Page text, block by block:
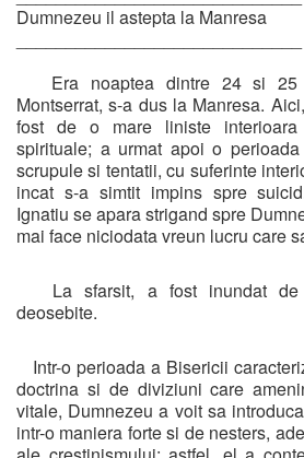
Dumnezeu il astepta la Manresa
Era noaptea dintre 24 si 25
Montserrat, s-a dus la Manresa.
fost de o mare liniste
spirituale; a urmat apoi o
scrupule si tentatii, cu suferinte
incat s-a simtit impins spre
Ignatiu se apara strigand spre
mai face niciodata vreun lucru care
La sfarsit, a fost inundat de
deosebite.
Intr-o perioada a Bisericii
doctrina si de diviziuni care
vitale, Dumnezeu a voit sa
intr-o maniera forte si de nesters,